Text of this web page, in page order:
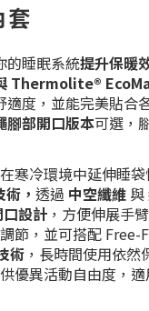
的睡眠系統提升保暖
Thermolite®
適度，並能完美貼合
腳部開口版本可選，
在寒冷環境中延伸睡袋
， 透過 中空纖維 與
設計 ，方便伸展手
節，並可搭配 Free-
術 ，長時間使用依然
供優異活動自由度，